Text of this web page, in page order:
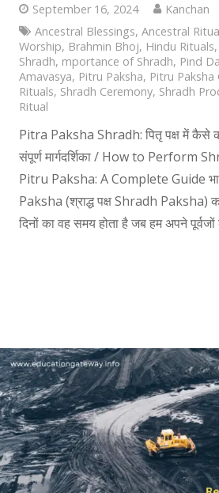
September 16, 2024
Kanchan
Ancestral Blessings, Ancestral
Worship, Brahmin Bhoj, Hindu Rituals,
Shradh, mportance of Shradh, Pind
Amavasya, Pitru Paksha, Pitru Paksha
Rituals, Shradh Ceremony, Shradh
Ritual
Pitra Paksha Shradh: पितृ पक्ष में कैसे
संपूर्ण मार्गदर्शिका / How to Perform
Pitru Paksha: A Complete Guide
Paksha (श्राद्ध पक्ष Shradh Paksha)
दिनों का वह समय होता है जब हम अपने